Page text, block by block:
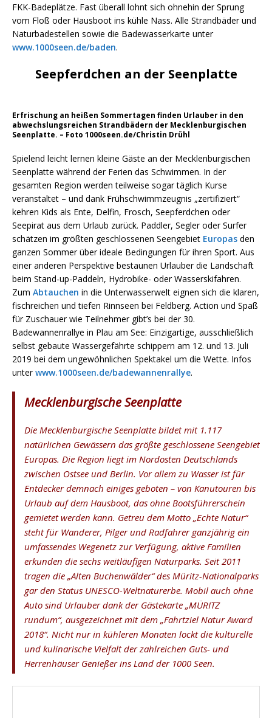
FKK-Badeplätze. Fast überall lohnt sich ohnehin der Sprung
vom Floß oder Hausboot ins kühle Nass. Alle Strandbäder und
Naturbadestellen sowie die Badewasserkarte unter
www.1000seen.de/baden.
Seepferdchen an der Seenplatte
Erfrischung an heißen Sommertagen finden Urlauber in den
abwechslungsreichen Strandbädern der Mecklenburgischen
Seenplatte. – Foto 1000seen.de/Christin Drühl
Spielend leicht lernen kleine Gäste an der Mecklenburgischen
Seenplatte während der Ferien das Schwimmen. In der
gesamten Region werden teilweise sogar täglich Kurse
veranstaltet – und dank Frühschwimmzeugnis „zertifiziert“
kehren Kids als Ente, Delfin, Frosch, Seepferdchen oder
Seepirat aus dem Urlaub zurück. Paddler, Segler oder Surfer
schätzen im größten geschlossenen Seengebiet Europas den
ganzen Sommer über ideale Bedingungen für ihren Sport. Aus
einer anderen Perspektive bestaunen Urlauber die Landschaft
beim Stand-up-Paddeln, Hydrobike- oder Wasserskifahren.
Zum Abtauchen in die Unterwasserwelt eignen sich die klaren,
fischreichen und tiefen Rinnseen bei Feldberg. Action und Spaß
für Zuschauer wie Teilnehmer gibt’s bei der 30.
Badewannenrallye in Plau am See: Einzigartige, ausschließlich
selbst gebaute Wassergefährte schippern am 12. und 13. Juli
2019 bei dem ungewöhnlichen Spektakel um die Wette. Infos
unterwww.1000seen.de/badewannenrallye.
Mecklenburgische Seenplatte
Die Mecklenburgische Seenplatte bildet mit 1.117
natürlichen Gewässern das größte geschlossene Seengebiet
Europas. Die Region liegt im Nordosten Deutschlands
zwischen Ostsee und Berlin. Vor allem zu Wasser ist für
Entdecker demnach einiges geboten – von Kanutouren bis
Urlaub auf dem Hausboot, das ohne Bootsführerschein
gemietet werden kann. Getreu dem Motto „Echte Natur“
steht für Wanderer, Pilger und Radfahrer ganzjährig ein
umfassendes Wegenetz zur Verfügung, aktive Familien
erkunden die sechs weitläufigen Naturparks. Seit 2011
tragen die „Alten Buchenwälder“ des Müritz-Nationalparks
gar den Status UNESCO-Weltnaturerbe. Mobil auch ohne
Auto sind Urlauber dank der Gästekarte „MÜRITZ
rundum“, ausgezeichnet mit dem „Fahrtziel Natur Award
2018“. Nicht nur in kühleren Monaten lockt die kulturelle
und kulinarische Vielfalt der zahlreichen Guts- und
Herrenhäuser Genießer ins Land der 1000 Seen.